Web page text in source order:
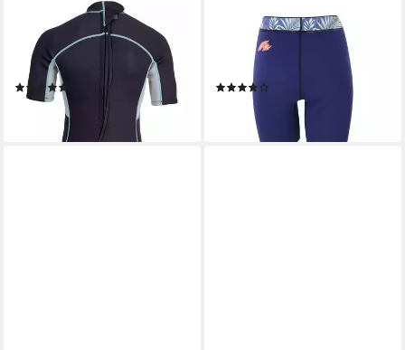
BECO BEERMANN
Neoprenanzug Naxos (1-tlg),
aus superweichem 3mm CR-
Neopren
69,90 €
lieferbar - in 2-3 Werktagen bei dir
Neoprenanzug F2 Damen
Neopren Hose Tropical Pants
2,5 mm L Multicolor
49,00 €
lieferbar - in 3-4 Werktagen bei dir